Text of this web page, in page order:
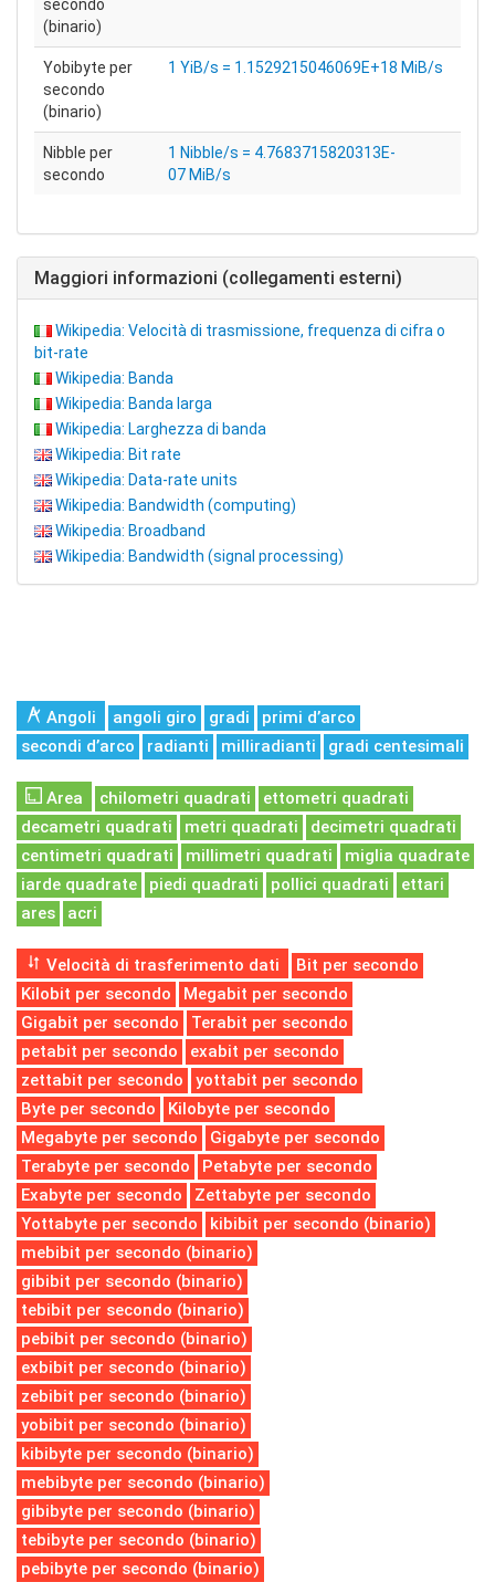
secondo
(binario)
Yobibyte per
secondo
(binario)
1 YiB/s = 1.1529215046069E+18 MiB/s
Nibble per
secondo
1 Nibble/s = 4.7683715820313E-
07 MiB/s
Maggiori informazioni (collegamenti esterni)
Wikipedia: Velocità di trasmissione, frequenza di cifra o
bit-rate
Wikipedia: Banda
Wikipedia: Banda larga
Wikipedia: Larghezza di banda
Wikipedia: Bit rate
Wikipedia: Data-rate units
Wikipedia: Bandwidth (computing)
Wikipedia: Broadband
Wikipedia: Bandwidth (signal processing)
Angoli angoli giro gradi
primi d’arco
secondi d’arco
radianti milliradianti gradi centesimali
Area chilometri quadrati
ettometri quadrati
decametri quadrati
metri quadrati
decimetri quadrati
centimetri quadrati
millimetri quadrati
miglia quadrate
iarde quadrate
piedi quadrati pollici quadrati
ettari
ares
acri
Velocità di trasferimento dati
Bit per secondo
Kilobit per secondo
Megabit per secondo
Gigabit per secondo
Terabit per secondo
petabit per secondo
exabit per secondo
zettabit per secondo
yottabit per secondo
Byte per secondo
Kilobyte per secondo
Megabyte per secondo
Gigabyte per secondo
Terabyte per secondo
Petabyte per secondo
Exabyte per secondo
Zettabyte per secondo
Yottabyte per secondo
kibibit per secondo (binario)
mebibit per secondo (binario)
gibibit per secondo (binario)
tebibit per secondo (binario)
pebibit per secondo (binario)
exbibit per secondo (binario)
zebibit per secondo (binario)
yobibit per secondo (binario)
kibibyte per secondo (binario)
mebibyte per secondo (binario)
gibibyte per secondo (binario)
tebibyte per secondo (binario)
pebibyte per secondo (binario)